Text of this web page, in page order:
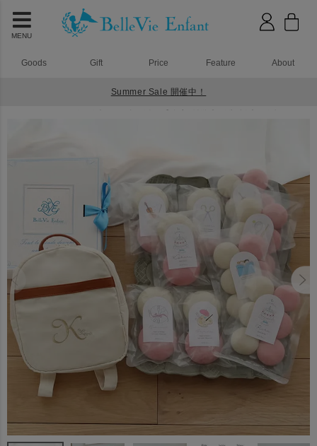
MENU
Goods Gift Price Feature About
Summer Sale 開催中！
一升餅 一升米で１歳のお誕生日をおしゃれにお祝いしよう